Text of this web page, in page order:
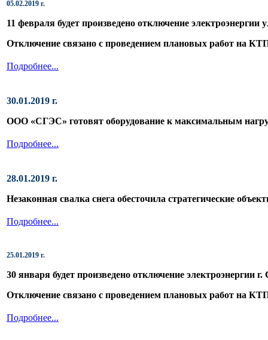
05.02.2019 г.
11 февраля будет произведено отключение электроэнергии
Отключение связано с проведением плановых работ на
Подробнее...
30.01.2019 г.
ООО «СГЭС» готовят оборудование к максимальным
Подробнее...
28.01.2019 г.
Незаконная свалка снега обесточила стратегические
Подробнее...
25.01.2019 г.
30 января будет произведено отключение электроэнергии г.
Отключение связано с проведением плановых работ на
Подробнее...